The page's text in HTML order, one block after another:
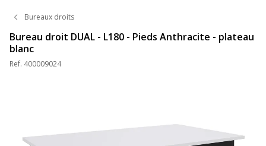
Bureaux droits
Bureau droit DUAL - L180 - Pieds Anthracite - plateau
blanc
Ref. 400009024